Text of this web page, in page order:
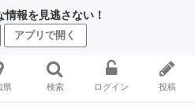
情報を見逃さない！
アプリで開く
県 検索 ログイン 投稿